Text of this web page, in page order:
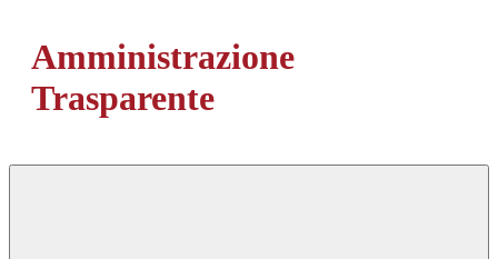
Amministrazione
Trasparente